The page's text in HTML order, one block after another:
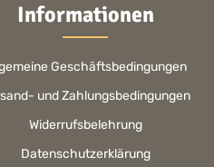
Informationen
Geschäftsbedingungen
und Zahlungsbedingungen
Widerrufsbelehrung
Datenschutzerklärung